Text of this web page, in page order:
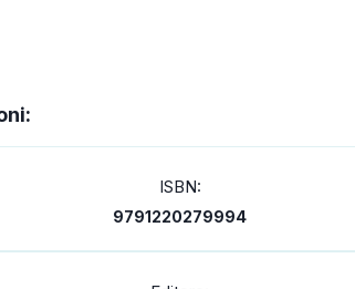
ISBN:
9791220279994